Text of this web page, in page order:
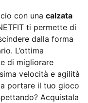
con una calzata
ti permette di
dalla forma
L’ottima
di migliorare
velocità e agilità
a portare il tuo gioco
Acquistala